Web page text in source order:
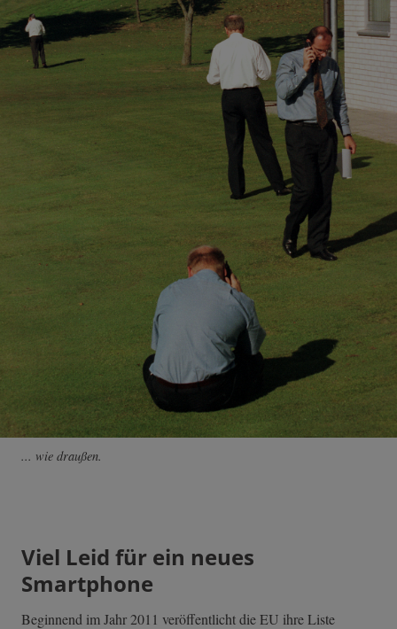
... wie draußen.
Viel Leid für ein neues
Smartphone
Beginnend im Jahr 2011 veröffentlicht die EU ihre Liste